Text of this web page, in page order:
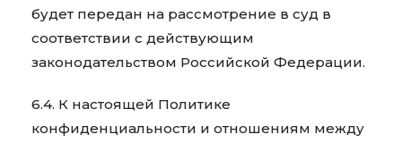
будет передан на рассмотрение в суд в
соответствии с действующим
законодательством Российской Федерации.
6.4. К настоящей Политике
конфиденциальности и отношениям между